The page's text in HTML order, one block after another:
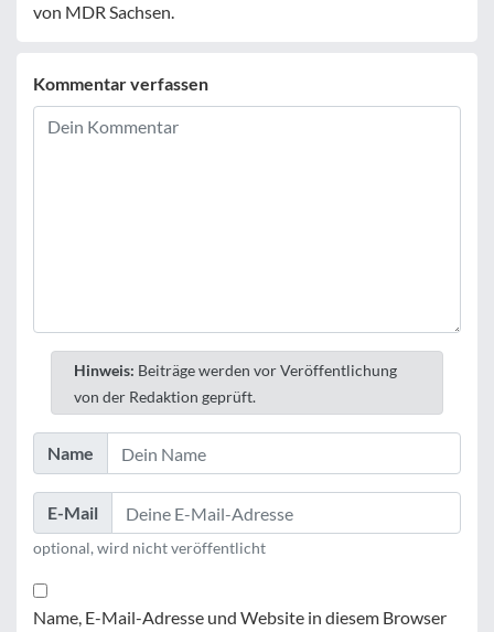
von MDR Sachsen.
Kommentar verfassen
Hinweis: Beiträge werden vor Veröffentlichung
von der Redaktion geprüft.
Name
E-Mail
optional, wird nicht veröffentlicht
Name, E-Mail-Adresse und Website in diesem Browser